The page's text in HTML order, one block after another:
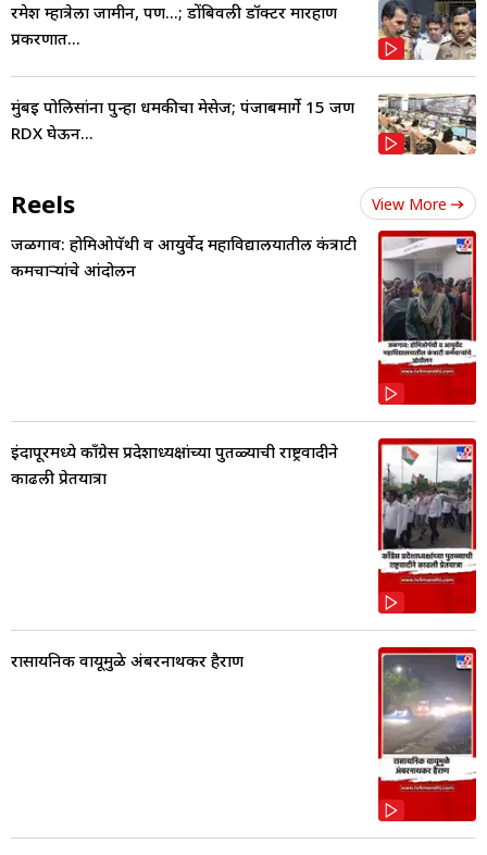
रमेश म्हात्रेला जामीन, पण...; डोंबिवली डॉक्टर मारहाण
प्रकरणात...
मुंबई पोलिसांना पुन्हा धमकीचा मेसेज; पंजाबमार्गे 15 जण
RDX घेऊन...
Reels View More
जळगाव: होमिओपॅथी व आयुर्वेद महाविद्यालयातील कंत्राटी
कर्मचाऱ्यांचे आंदोलन
इंदापूरमध्ये काँग्रेस प्रदेशाध्यक्षांच्या पुतळ्याची राष्ट्रवादीने
काढली प्रेतयात्रा
रासायनिक वायूमुळे अंबरनाथकर हैराण